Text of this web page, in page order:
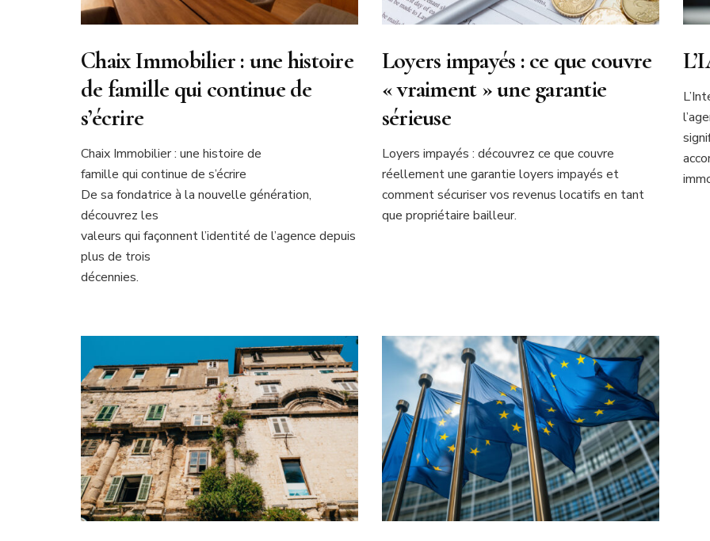
Chaix Immobilier : une histoire
de famille qui continue de
s’écrire
Chaix Immobilier : une histoire de
famille qui continue de s’écrire
De sa fondatrice à la nouvelle génération,
découvrez les
valeurs qui façonnent l’identité de l’agence depuis
plus de trois
décennies.
Loyers impayés : ce que couvre
« vraiment » une garantie
sérieuse
Loyers impayés : découvrez ce que couvre
réellement une garantie loyers impayés et
comment sécuriser vos revenus locatifs en tant
que propriétaire bailleur.